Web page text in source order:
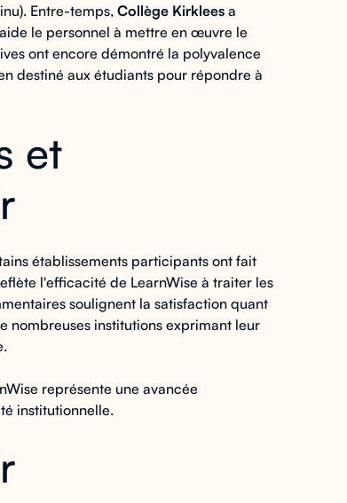
Entre-temps, Collège Kirklees a
le personnel à mettre en œuvre le
ont encore démontré la polyvalence
destiné aux étudiants pour répondre à
et
établissements participants ont fait
l'efficacité de LearnWise à traiter les
soulignent la satisfaction quant
nombreuses institutions exprimant leur
représente une avancée
institutionnelle.